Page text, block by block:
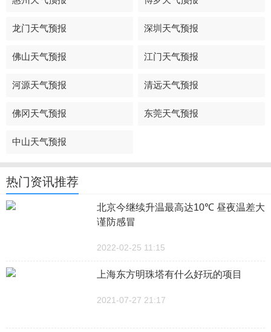
龙门天气预报 深圳天气预报
佛山天气预报 江门天气预报
河源天气预报 清远天气预报
佛冈天气预报 东莞天气预报
中山天气预报
热门资讯推荐
北京今继续升温最高达10℃ 昼夜温差大
谨防感冒
2022-02-25 11:15
上海东方明珠塔有什么好玩的项目
2021-07-27 21:17